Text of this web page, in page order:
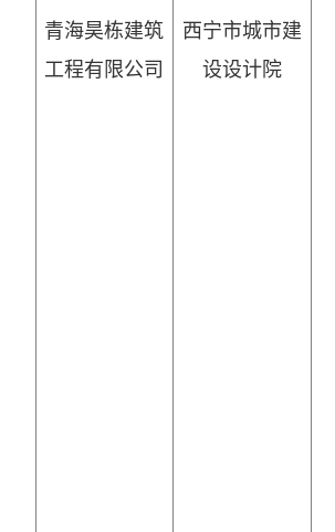
青海昊栋建筑
工程有限公司
西宁市城市建
设设计院